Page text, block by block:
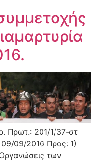
Πρωτ.: 201/1/37-στ
09/2016 Προς: 1)
των